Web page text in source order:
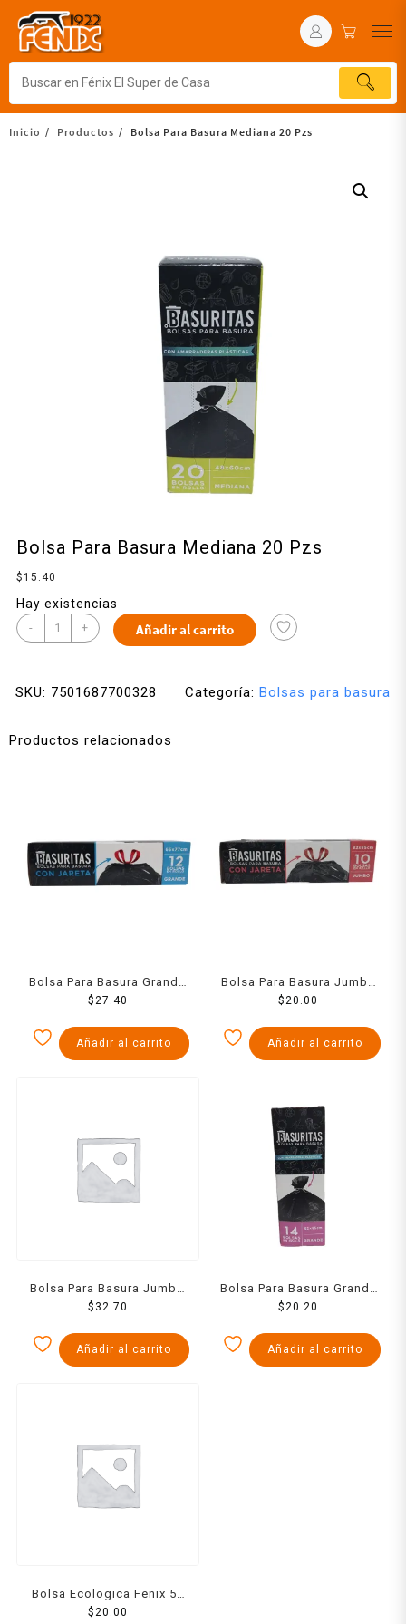
Inicio Productos Bolsa Para Basura Mediana 20 Pzs
Bolsa Para Basura Mediana 20 Pzs
$ 15.40
Hay existencias
- + Añadir al carrito
SKU: 7501687700328 Categoría: Bolsas para basura
Productos relacionados
Bolsa Para Basura Grande
Con Jareta 10 Pzs
$ 27.40
Añadir al carrito
Bolsa Para Basura Jumbo
10 Pzs
$ 20.00
Añadir al carrito
Bolsa Para Basura Jumbo
Con Jareta 10 Pzs
$ 32.70
Añadir al carrito
Bolsa Para Basura Grande
14 Pzs
$ 20.20
Añadir al carrito
Bolsa Ecologica Fenix 50
X 40 X 20 Cm
$20.00